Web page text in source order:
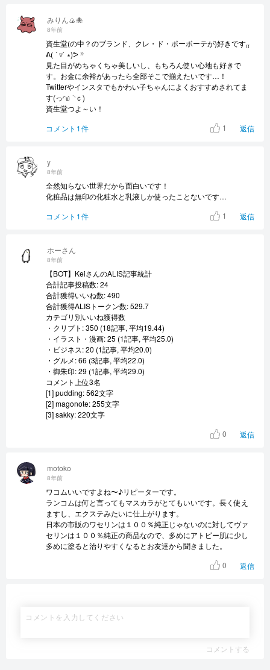
motoko
8年前
ワコムいいですよね〜♪リピーターです。
ランコムは何と言ってもマスカラがとてもいいです。長く使え
ますし、エクステみたいに仕上がります。
日本の市販のワセリンは１００％純正じゃないのに対してヴァ
セリンは１００％純正の商品なので、多めにアトピー肌に少し
多めに塗ると治りやすくなるとお友達から聞きました。
0
返信
ホーさん
8年前
【BOT】KeiさんのALIS記事統計
合計記事投稿数: 24
合計獲得いいね数: 490
合計獲得ALISトークン数: 529.7
カテゴリ別いいね獲得数
・クリプト: 350 (18記事, 平均19.44)
・イラスト・漫画: 25 (1記事, 平均25.0)
・ビジネス: 20 (1記事, 平均20.0)
・グルメ: 66 (3記事, 平均22.0)
・御朱印: 29 (1記事, 平均29.0)
コメント上位3名
[1] pudding: 562文字
[2] magonote: 255文字
[3] sakky: 220文字
0
返信
y
8年前
全然知らない世界だから面白いです！
化粧品は無印の化粧水と乳液しか使ったことないです…
コメント1件
1 返信
みりん🍙🐙
8年前
資生堂(の中？のブランド、クレ・ド・ポーボーテが)好きです₍₍
ᕕ( ´ ▿` ∗)ᕗ ⁾⁾
見た目がめちゃくちゃ美しいし、もちろん使い心地も好きで
す。お金に余裕があったら全部そこで揃えたいです…！
Twitterやインスタでもかわい子ちゃんによくおすすめされてま
す(っ◜௰◝ｃ)
資生堂つよ～い！
コメント1件
1 返信
コメントする